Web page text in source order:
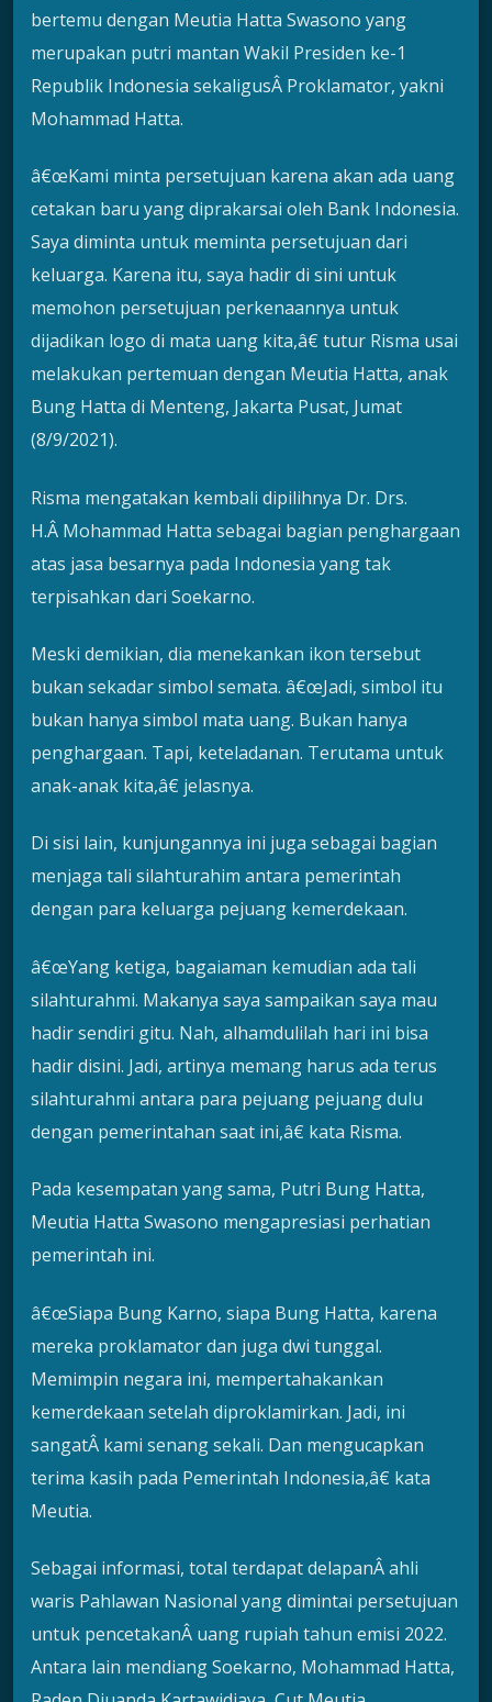
bertemu dengan Meutia Hatta Swasono yang
merupakan putri mantan Wakil Presiden ke-1
Republik Indonesia sekaligusÂ Proklamator, yakni
Mohammad Hatta.
â€œKami minta persetujuan karena akan ada uang
cetakan baru yang diprakarsai oleh Bank Indonesia.
Saya diminta untuk meminta persetujuan dari
keluarga. Karena itu, saya hadir di sini untuk
memohon persetujuan perkenaannya untuk
dijadikan logo di mata uang kita,â€ tutur Risma usai
melakukan pertemuan dengan Meutia Hatta, anak
Bung Hatta di Menteng, Jakarta Pusat, Jumat
(8/9/2021).
Risma mengatakan kembali dipilihnya Dr. Drs.
H.Â Mohammad Hatta sebagai bagian penghargaan
atas jasa besarnya pada Indonesia yang tak
terpisahkan dari Soekarno.
Meski demikian, dia menekankan ikon tersebut
bukan sekadar simbol semata. â€œJadi, simbol itu
bukan hanya simbol mata uang. Bukan hanya
penghargaan. Tapi, keteladanan. Terutama untuk
anak-anak kita,â€ jelasnya.
Di sisi lain, kunjungannya ini juga sebagai bagian
menjaga tali silahturahim antara pemerintah
dengan para keluarga pejuang kemerdekaan.
â€œYang ketiga, bagaiaman kemudian ada tali
silahturahmi. Makanya saya sampaikan saya mau
hadir sendiri gitu. Nah, alhamdulilah hari ini bisa
hadir disini. Jadi, artinya memang harus ada terus
silahturahmi antara para pejuang pejuang dulu
dengan pemerintahan saat ini,â€ kata Risma.
Pada kesempatan yang sama, Putri Bung Hatta,
Meutia Hatta Swasono mengapresiasi perhatian
pemerintah ini.
â€œSiapa Bung Karno, siapa Bung Hatta, karena
mereka proklamator dan juga dwi tunggal.
Memimpin negara ini, mempertahakankan
kemerdekaan setelah diproklamirkan. Jadi, ini
sangatÂ kami senang sekali. Dan mengucapkan
terima kasih pada Pemerintah Indonesia,â€ kata
Meutia.
Sebagai informasi, total terdapat delapanÂ ahli
waris Pahlawan Nasional yang dimintai persetujuan
untuk pencetakanÂ uang rupiah tahun emisi 2022.
Antara lain mendiang Soekarno, Mohammad Hatta,